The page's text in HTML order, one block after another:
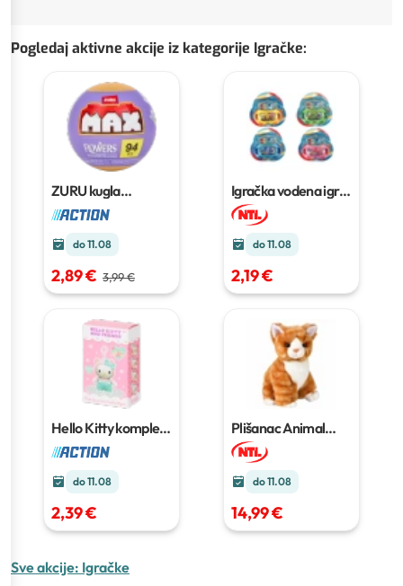
Pogledaj aktivne akcije iz kategorije Igračke:
ZURU kugla
iznenađenja s
cvijetom94 PCS
do 11.08
2,89 € 3,99 €
Igračka vodena igra
1 kom
do 11.08
2,19 €
Hello Kitty komplet
za kukičanje
do 11.08
2,39 €
Plišanac Animal
Sweet
do 11.08
14,99 €
Sve akcije: Igračke